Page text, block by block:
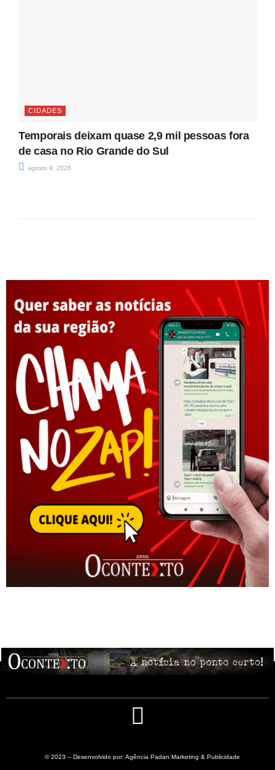
CIDADES
Temporais deixam quase 2,9 mil pessoas fora
de casa no Rio Grande do Sul
agosto 9, 2026
© 2023 – Desenvolvido por: Agência Padan Marketing & Publicidade